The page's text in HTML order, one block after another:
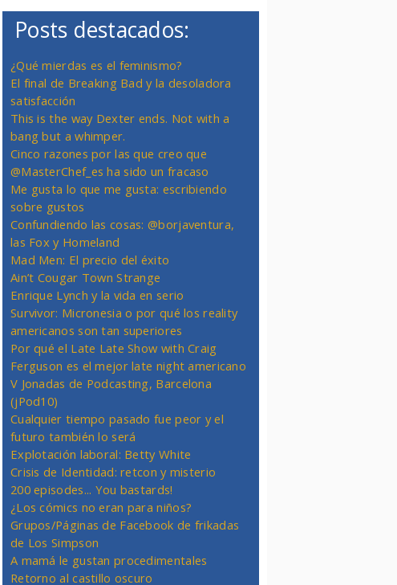
Posts destacados:
¿Qué mierdas es el feminismo?
El final de Breaking Bad y la desoladora
satisfacción
This is the way Dexter ends. Not with a
bang but a whimper.
Cinco razones por las que creo que
@MasterChef_es ha sido un fracaso
Me gusta lo que me gusta: escribiendo
sobre gustos
Confundiendo las cosas: @borjaventura,
las Fox y Homeland
Mad Men: El precio del éxito
Ain’t Cougar Town Strange
Enrique Lynch y la vida en serio
Survivor: Micronesia o por qué los reality
americanos son tan superiores
Por qué el Late Late Show with Craig
Ferguson es el mejor late night americano
V Jonadas de Podcasting, Barcelona
(jPod10)
Cualquier tiempo pasado fue peor y el
futuro también lo será
Explotación laboral: Betty White
Crisis de Identidad: retcon y misterio
200 episodes... You bastards!
¿Los cómics no eran para niños?
Grupos/Páginas de Facebook de frikadas
de Los Simpson
A mamá le gustan procedimentales
Retorno al castillo oscuro